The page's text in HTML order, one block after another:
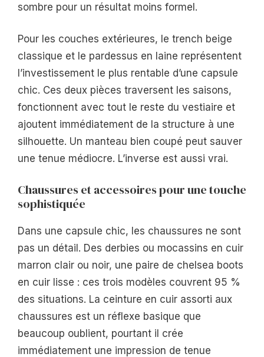
sombre pour un résultat moins formel.
Pour les couches extérieures, le trench beige
classique et le pardessus en laine représentent
l’investissement le plus rentable d’une capsule
chic. Ces deux pièces traversent les saisons,
fonctionnent avec tout le reste du vestiaire et
ajoutent immédiatement de la structure à une
silhouette. Un manteau bien coupé peut sauver
une tenue médiocre. L’inverse est aussi vrai.
Chaussures et accessoires pour une touche
sophistiquée
Dans une capsule chic, les chaussures ne sont
pas un détail. Des derbies ou mocassins en cuir
marron clair ou noir, une paire de chelsea boots
en cuir lisse : ces trois modèles couvrent 95 %
des situations. La ceinture en cuir assorti aux
chaussures est un réflexe basique que
beaucoup oublient, pourtant il crée
immédiatement une impression de tenue